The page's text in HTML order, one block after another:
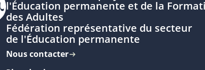
l'Éducation permanente et de la
des Adultes
Fédération représentative du secteur
de l'Éducation permanente
Nous contacter